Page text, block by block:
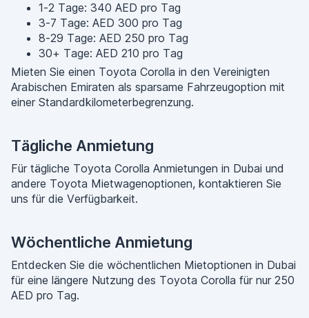
1-2 Tage: 340 AED pro Tag
3-7 Tage: AED 300 pro Tag
8-29 Tage: AED 250 pro Tag
30+ Tage: AED 210 pro Tag
Mieten Sie einen Toyota Corolla in den Vereinigten
Arabischen Emiraten als sparsame Fahrzeugoption mit
einer Standardkilometerbegrenzung.
Tägliche Anmietung
Für tägliche Toyota Corolla Anmietungen in Dubai und
andere Toyota Mietwagenoptionen, kontaktieren Sie
uns für die Verfügbarkeit.
Wöchentliche Anmietung
Entdecken Sie die wöchentlichen Mietoptionen in Dubai
für eine längere Nutzung des Toyota Corolla für nur 250
AED pro Tag.